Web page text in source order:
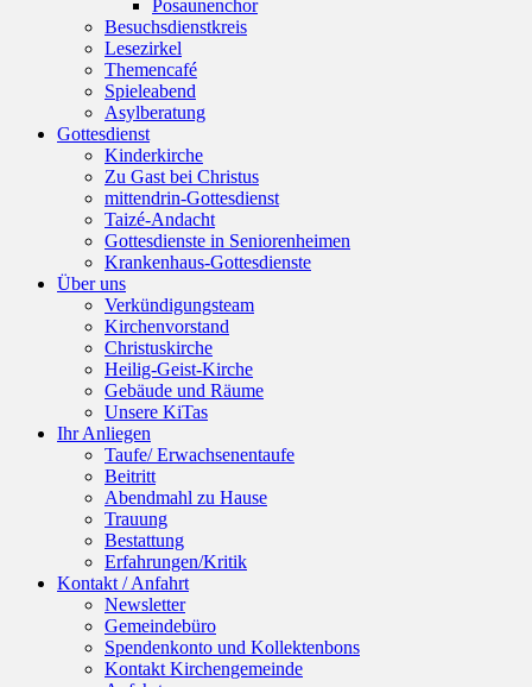
Posaunenchor
Besuchsdienstkreis
Lesezirkel
Themencafé
Spieleabend
Asylberatung
Gottesdienst
Kinderkirche
Zu Gast bei Christus
mittendrin-Gottesdienst
Taizé-Andacht
Gottesdienste in Seniorenheimen
Krankenhaus-Gottesdienste
Über uns
Verkündigungsteam
Kirchenvorstand
Christuskirche
Heilig-Geist-Kirche
Gebäude und Räume
Unsere KiTas
Ihr Anliegen
Taufe/ Erwachsenentaufe
Beitritt
Abendmahl zu Hause
Trauung
Bestattung
Erfahrungen/Kritik
Kontakt / Anfahrt
Newsletter
Gemeindebüro
Spendenkonto und Kollektenbons
Kontakt Kirchengemeinde